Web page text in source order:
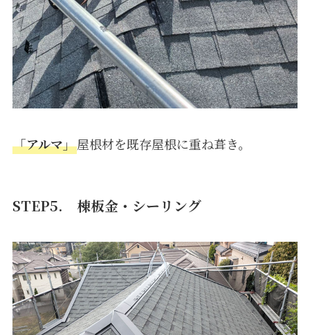
「アルマ」屋根材を既存屋根に重ね葺き。
STEP5. 棟板金・シーリング